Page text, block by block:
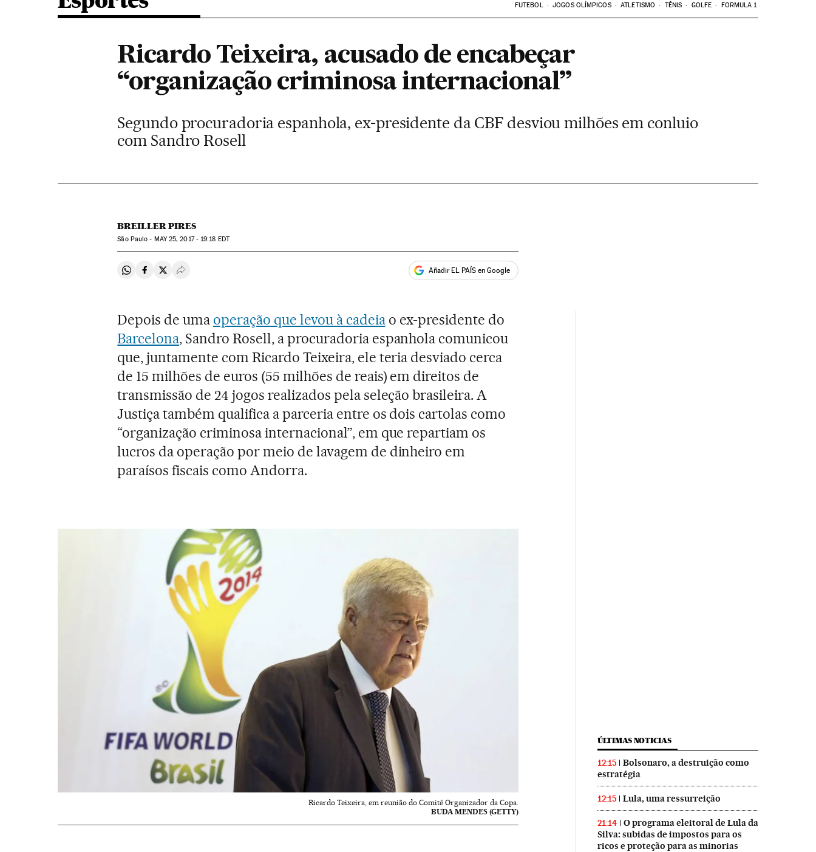
FUTEBOL JOGOS OLÍMPICOS ATLETISMO TÊNIS GOLFE FORMULA 1
Ricardo Teixeira, acusado de encabeçar
“organização criminosa internacional”
Segundo procuradoria espanhola, ex-presidente da CBF desviou milhões em conluio
com Sandro Rosell
BREILLER PIRES
São Paulo - MAY25, 2017 - 19:18 EDT
Compartir en Whatsapp
Compartir en Facebook
Compartir en Twitter
Desplegar Redes Sociales Añadir EL PAÍS en Google
Depois de uma operação que levou à cadeiao ex-presidente do
Barcelona, Sandro Rosell, a procuradoria espanhola comunicou
que, juntamente com Ricardo Teixeira, ele teria desviado cerca
de 15 milhões de euros (55 milhões de reais) em direitos de
transmissão de 24 jogos realizados pela seleção brasileira. A
Justiça também qualifica a parceria entre os dois cartolas como
“organização criminosa internacional”, em que repartiam os
lucros da operação por meio de lavagem de dinheiro em
paraísos fiscais como Andorra.
Ricardo Teixeira, em reunião do Comitê Organizador da Copa.
BUDA MENDES (GETTY)
ÚLTIMAS NOTICIAS
12:15
Bolsonaro, a destruição como
estratégia
12:15 Lula, uma ressurreição
21:14
O programa eleitoral de Lula da
Silva: subidas de impostos para os
ricos e proteção para as minorias